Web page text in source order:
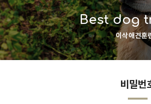
Best dog
이삭애견훈
비밀번